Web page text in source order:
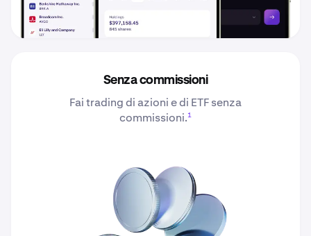
Senza commissioni
Fai trading di azioni e di ETF senza
commissioni.1